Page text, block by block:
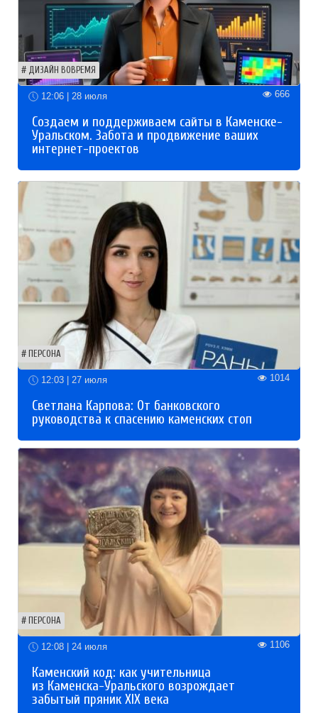
ДИЗАЙН ВОВРЕМЯ
12:06 | 28 июля 666
Создаем и поддерживаем сайты в Каменске-
Уральском. Забота и продвижение ваших
интернет-проектов
ПЕРСОНА
12:03 | 27 июля 1014
Светлана Карпова: От банковского
руководства к спасению каменских стоп
ПЕРСОНА
12:08 | 24 июля 1106
Каменский код: как учительница
из Каменска-Уральского возрождает
забытый пряник XIX века